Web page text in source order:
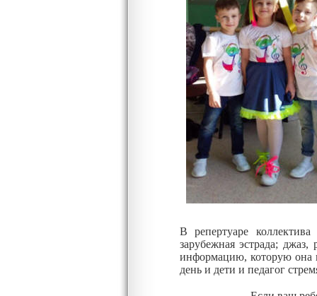
В репертуаре
зарубежная эстрада;
информацию, которую она
день и дети и педагог